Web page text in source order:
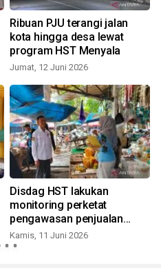
Ribuan PJU terangi jalan
kota hingga desa lewat
program HST Menyala
Jumat, 12 Juni 2026
Disdag HST lakukan
monitoring perketat
pengawasan penjualan
MinyaKita
Kamis, 11 Juni 2026